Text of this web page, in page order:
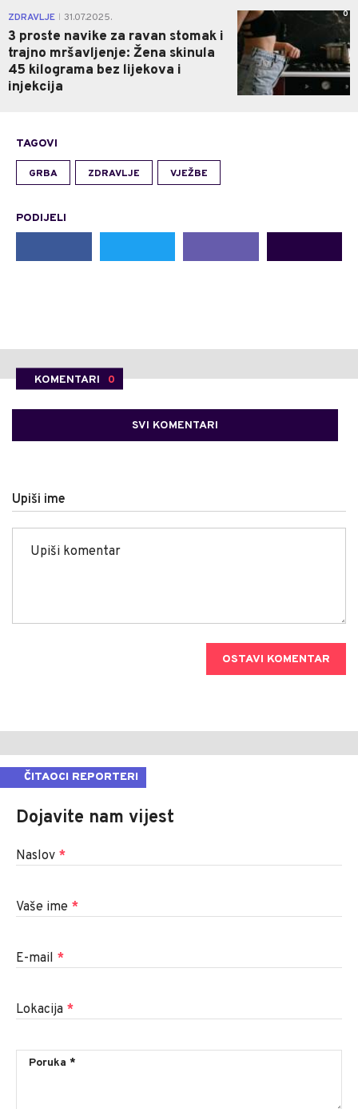
ZDRAVLJE 31.07.2025.
3 proste navike za ravan stomak i
trajno mršavljenje: Žena skinula
45 kilograma bez lijekova i
injekcija
0
TAGOVI
GRBA ZDRAVLJE VJEŽBE
PODIJELI
KOMENTARI 0
SVI KOMENTARI
Upiši ime
OSTAVI KOMENTAR
ČITAOCI REPORTERI
Dojavite nam vijest
Naslov *
Vaše ime *
E-mail *
Lokacija *